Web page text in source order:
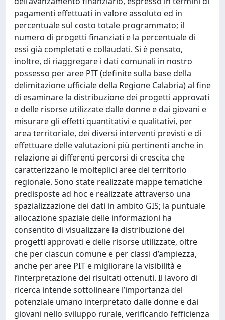
pagamenti effettuati in valore assoluto ed in
percentuale sul costo totale programmato; il
numero di progetti finanziati e la percentuale di
essi già completati e collaudati. Si è pensato,
inoltre, di riaggregare i dati comunali in nostro
possesso per aree PIT (definite sulla base della
delimitazione ufficiale della Regione Calabria) al fine
di esaminare la distribuzione dei progetti approvati
e delle risorse utilizzate dalle donne e dai giovani e
misurare gli effetti quantitativi e qualitativi, per
area territoriale, dei diversi interventi previsti e di
effettuare delle valutazioni più pertinenti anche in
relazione ai differenti percorsi di crescita che
caratterizzano le molteplici aree del territorio
regionale. Sono state realizzate mappe tematiche
predisposte ad hoc e realizzate attraverso una
spazializzazione dei dati in ambito GIS; la puntuale
allocazione spaziale delle informazioni ha
consentito di visualizzare la distribuzione dei
progetti approvati e delle risorse utilizzate, oltre
che per ciascun comune e per classi d’ampiezza,
anche per aree PIT e migliorare la visibilità e
l’interpretazione dei risultati ottenuti. Il lavoro di
ricerca intende sottolineare l’importanza del
potenziale umano interpretato dalle donne e dai
giovani nello sviluppo rurale, verificando l’efficienza